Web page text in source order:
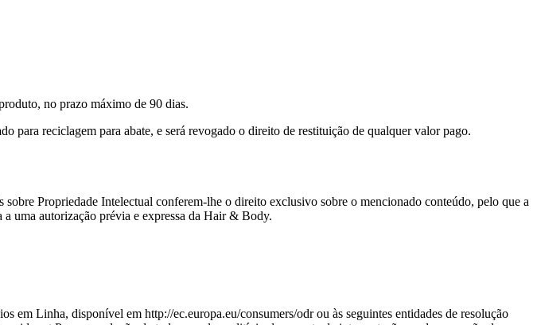
no prazo máximo de 90 dias.
para reciclagem para abate, e será revogado o direito de restituição de qualquer valor pago.
Propriedade Intelectual conferem-lhe o direito exclusivo sobre o mencionado conteúdo, pelo que a
uma autorização prévia e expressa da Hair & Body.
Linha, disponível em http://ec.europa.eu/consumers/odr ou às seguintes entidades de resolução